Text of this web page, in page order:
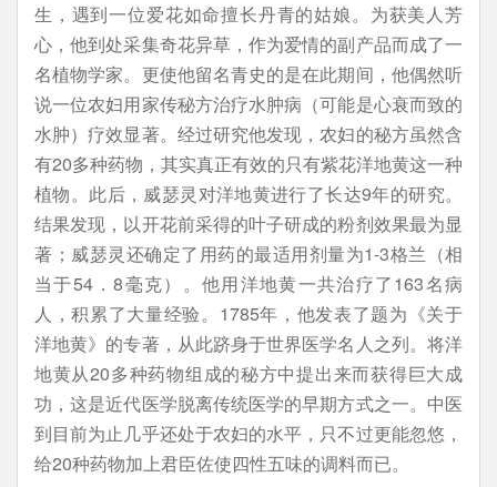
生，遇到一位爱花如命擅长丹青的姑娘。为获美人芳
心，他到处采集奇花异草，作为爱情的副产品而成了一
名植物学家。更使他留名青史的是在此期间，他偶然听
说一位农妇用家传秘方治疗水肿病（可能是心衰而致的
水肿）疗效显著。经过研究他发现，农妇的秘方虽然含
有20多种药物，其实真正有效的只有紫花洋地黄这一种
植物。此后，威瑟灵对洋地黄进行了长达9年的研究。
结果发现，以开花前采得的叶子研成的粉剂效果最为显
著；威瑟灵还确定了用药的最适用剂量为1-3格兰（相
当于54．8毫克）。他用洋地黄一共治疗了163名病
人，积累了大量经验。1785年，他发表了题为《关于
洋地黄》的专著，从此跻身于世界医学名人之列。将洋
地黄从20多种药物组成的秘方中提出来而获得巨大成
功，这是近代医学脱离传统医学的早期方式之一。中医
到目前为止几乎还处于农妇的水平，只不过更能忽悠，
给20种药物加上君臣佐使四性五味的调料而已。